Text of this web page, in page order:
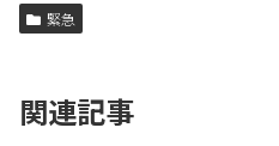
緊急
関連記事